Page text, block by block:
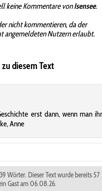
keine Kommentare vonIsensee.
nicht kommentieren, da der
angemeldeten Nutzern erlaubt.
diesem Text
erst dann, wenn man
Anne
Wörter. Dieser Text wurde bereits 57
Gast am 06.08.26.